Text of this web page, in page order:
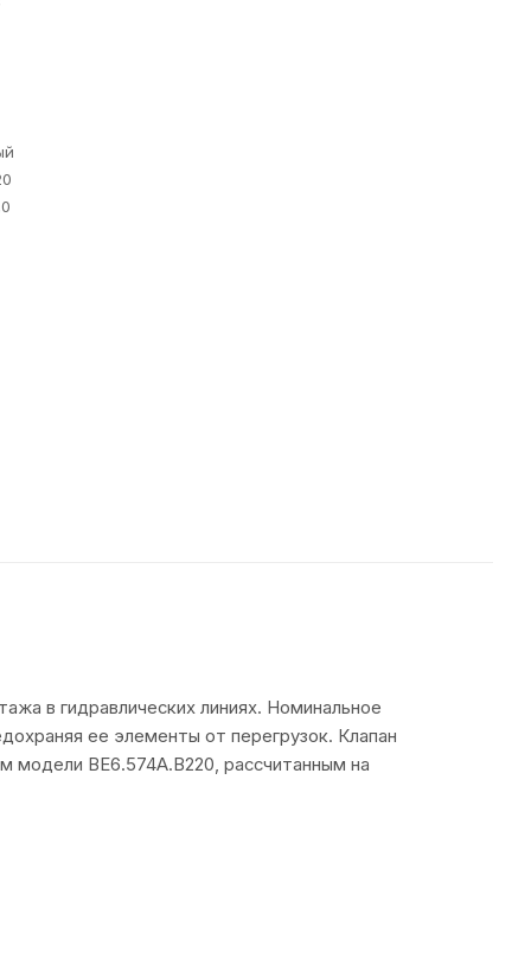
в гидравлических линиях. Номинальное
ее элементы от перегрузок. Клапан
модели ВЕ6.574А.В220, рассчитанным на